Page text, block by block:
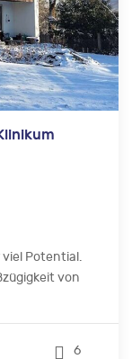
Potential.
von
6